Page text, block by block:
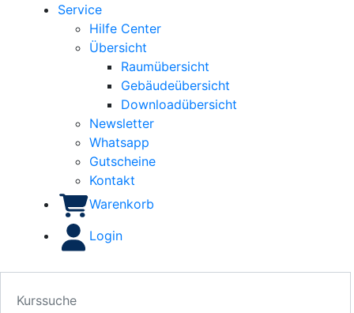
Service
Hilfe Center
Übersicht
Raumübersicht
Gebäudeübersicht
Downloadübersicht
Newsletter
Whatsapp
Gutscheine
Kontakt
Warenkorb
Login